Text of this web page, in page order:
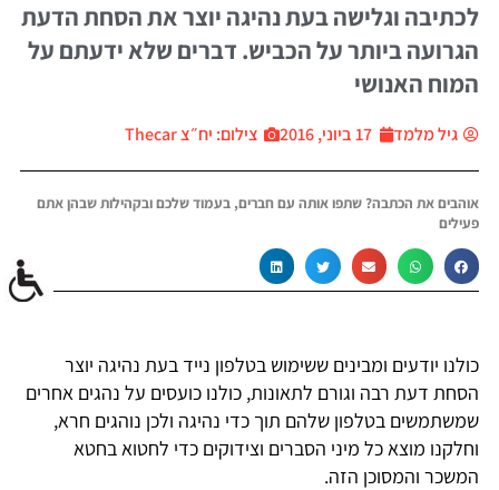
לכתיבה וגלישה בעת נהיגה יוצר את הסחת הדעת
הגרועה ביותר על הכביש. דברים שלא ידעתם על
המוח האנושי
גיל מלמד 17 ביוני, 2016 צילום: יח״צ Thecar
אוהבים את הכתבה? שתפו אותה עם חברים, בעמוד שלכם ובקהילות שבהן אתם
פעילים
כולנו יודעים ומבינים ששימוש בטלפון נייד בעת נהיגה יוצר
הסחת דעת רבה וגורם לתאונות, כולנו כועסים על נהגים אחרים
שמשתמשים בטלפון שלהם תוך כדי נהיגה ולכן נוהגים חרא,
וחלקנו מוצא כל מיני הסברים וצידוקים כדי לחטוא בחטא
המשכר והמסוכן הזה.